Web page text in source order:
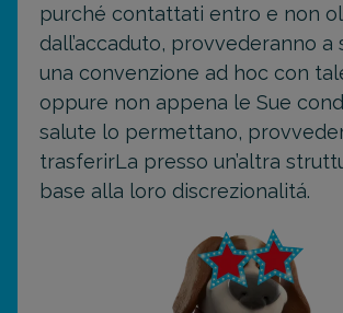
purché contattati entro e non
dall’accaduto, provvederanno a
una convenzione ad hoc con
oppure non appena le Sue
salute lo permettano,
trasferirLa presso un’altra
base alla loro discrezionalitá.